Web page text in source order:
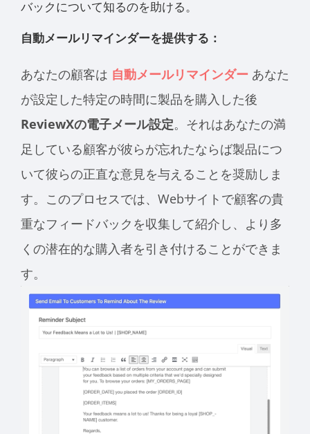
バックについて知るのを助ける。
自動メールリマインダーを提供する：
あなたの顧客は 自動メールリマインダー あなた
が設定した特定の時間に製品を購入した後
ReviewXの電子メール設定。それはあなたの満
足している顧客が彼らが忘れたならば製品につ
いて彼らの正直な意見を与えることを奨励しま
す。このプロセスでは、Webサイトで顧客の貴
重なフィードバックを収集して紹介し、より多
くの潜在的な購入者を引き付けることができま
す。